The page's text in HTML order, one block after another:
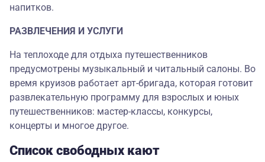
напитков.
РАЗВЛЕЧЕНИЯ И УСЛУГИ
На теплоходе для отдыха путешественников
предусмотрены музыкальный и читальный салоны. Во
время круизов работает арт-бригада, которая готовит
развлекательную программу для взрослых и юных
путешественников: мастер-классы, конкурсы,
концерты и многое другое.
Список свободных кают